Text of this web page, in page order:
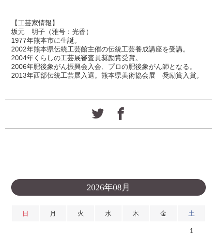
【工芸家情報】
坂元 明子（雅号：光香）
1977年熊本市に生誕。
2002年熊本県伝統工芸館主催の伝統工芸養成講座を受講。
2004年くらしの工芸展審査員奨励賞受賞。
2006年肥後象がん振興会入会、プロの肥後象がん師となる。
2013年西部伝統工芸展入選。熊本県美術協会展 奨励賞入賞。
2026年08月
日 月 火 水 木 金 土
1